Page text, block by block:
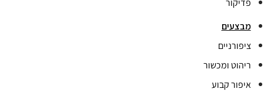
פדיקור
מבצעים
ציפורניים
ריהוט ומכשור
איפור קבוע